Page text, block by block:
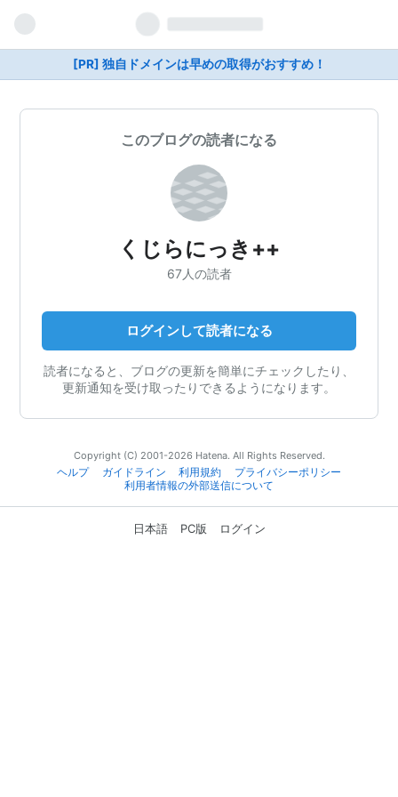
[PR] 独自ドメインは早めの取得がおすすめ！
このブログの読者になる
くじらにっき++
67人の読者
ログインして読者になる
読者になると、ブログの更新を簡単にチェックしたり、
更新通知を受け取ったりできるようになります。
Copyright (C) 2001-2026 Hatena. All Rights Reserved.
ヘルプ
ガイドライン 利用規約
プライバシーポリシー
利用者情報の外部送信について
日本語 PC版 ログイン